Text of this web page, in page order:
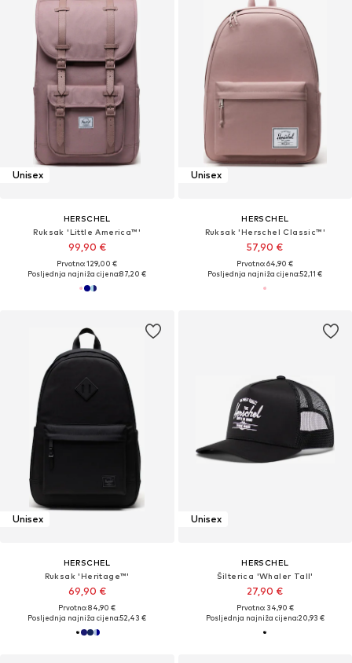
Unisex
HERSCHEL
Ruksak 'Little America™'
99,90 €
Prvotno: 129,00 €
Posljednja najniža cijena:87,20 €
Unisex
HERSCHEL
Ruksak 'Herschel Classic™'
57,90 €
Prvotno: 64,90 €
Posljednja najniža cijena:52,11 €
Unisex
HERSCHEL
Ruksak 'Heritage™'
69,90 €
Prvotno: 84,90 €
Posljednja najniža cijena:52,43 €
Unisex
HERSCHEL
Šilterica 'Whaler Tall'
27,90 €
Prvotno: 34,90 €
Posljednja najniža cijena:20,93 €